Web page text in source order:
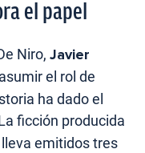
el papel
Niro, Javier
el rol de
ha dado el
ficción producida
emitidos tres